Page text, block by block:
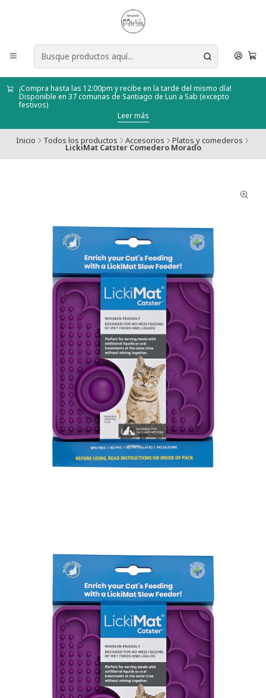
¡Compra hasta las 12:00pm y recibe en la tarde del mismo día!
Disponible en 37 comunas de Santiago de Lun a Sab (excepto
festivos)
Leer más
Inicio Todos los productos Accesorios Platos y comederos
LickiMat Catster Comedero Morado